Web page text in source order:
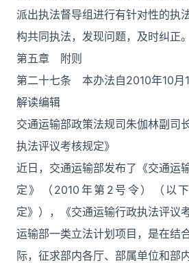
派出执法督导组进行有针对性的执
构共同执法，发现问题，及时纠正。
第五章 附则
第二十七条 本办法自2010年10月1
解读编辑
交通运输部政策法规司朱伽林副司
执法评议考核规定》
近日，交通运输部发布了《交通运
定》（2010年第2号令）（以
定》），《交通运输行政执法评议
运输部一类立法计划项目，是在结
际，征求部内各厅、部属单位和部